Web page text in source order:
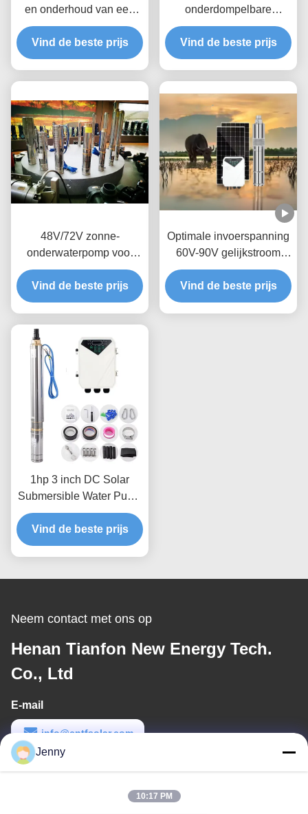
en onderhoud van een
gebruiksvriendelijke
zonnewaterpomp
Vind de beste prijs
onderdompelbare
putpomp met 1,25 inch
uitlaatpoort 48V/72V
spanning en maximaal
Vind de beste prijs
48V/72V zonne-
onderwaterpomp voor
duurzame
watervoorziening
Vind de beste prijs
Optimale invoerspanning
60V-90V gelijkstroom
zonnewaterpomp met
MPPT-controllertype en
maximale doorstroming
Vind de beste prijs
1hp 3 inch DC Solar
Submersible Water Pump
Leverancier in China
Vind de beste prijs
Neem contact met ons op
Henan Tianfon New Energy Tech.
Co., Ltd
E-mail
info@cntfsolar.com
Werktijd
Jenny
10:17 PM